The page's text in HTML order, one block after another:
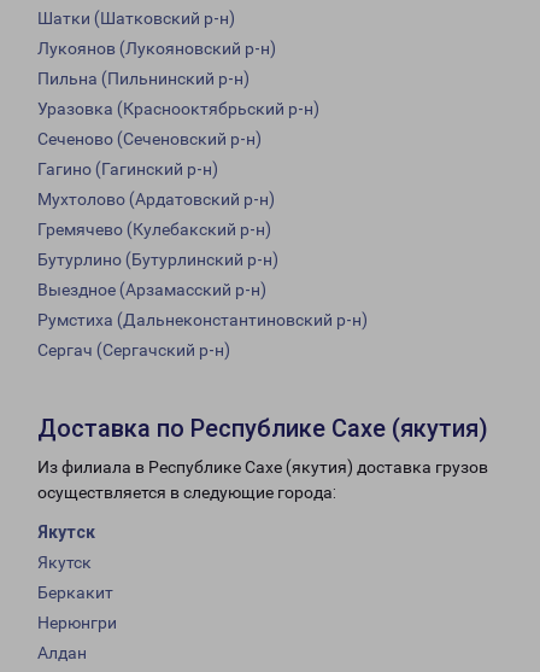
Шатки (Шатковский р-н)
Лукоянов (Лукояновский р-н)
Пильна (Пильнинский р-н)
Уразовка (Краснооктябрьский р-н)
Сеченово (Сеченовский р-н)
Гагино (Гагинский р-н)
Мухтолово (Ардатовский р-н)
Гремячево (Кулебакский р-н)
Бутурлино (Бутурлинский р-н)
Выездное (Арзамасский р-н)
Румстиха (Дальнеконстантиновский р-н)
Сергач (Сергачский р-н)
Доставка по Республике Сахе (якутия)
Из филиала в Республике Сахе (якутия) доставка грузов
осуществляется в следующие города:
Якутск
Якутск
Беркакит
Нерюнгри
Алдан